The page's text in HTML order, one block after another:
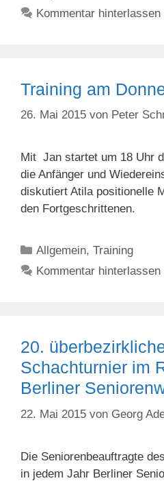
Kommentar hinterlassen
Training am
26. Mai 2015 von Peter
Mit Jan startet um 18 Uhr
die Anfänger und
diskutiert Atila positionelle
den Fortgeschrittenen.
Kategorien
Allgemein,Training
Kommentar hinterlassen
20.
Schachturnier im
Berliner
22. Mai 2015 von Georg
Die Seniorenbeauftragte
in jedem Jahr Berliner